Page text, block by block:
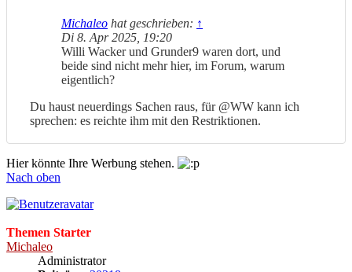
Michaleo hat geschrieben: ↑
Di 8. Apr 2025, 19:20
Willi Wacker und Grunder9 waren dort, und
beide sind nicht mehr hier, im Forum, warum
eigentlich?
Du haust neuerdings Sachen raus, für @WW kann ich
sprechen: es reichte ihm mit den Restriktionen.
Hier könnte Ihre Werbung stehen.
Nach oben
Themen Starter
Michaleo
Administrator